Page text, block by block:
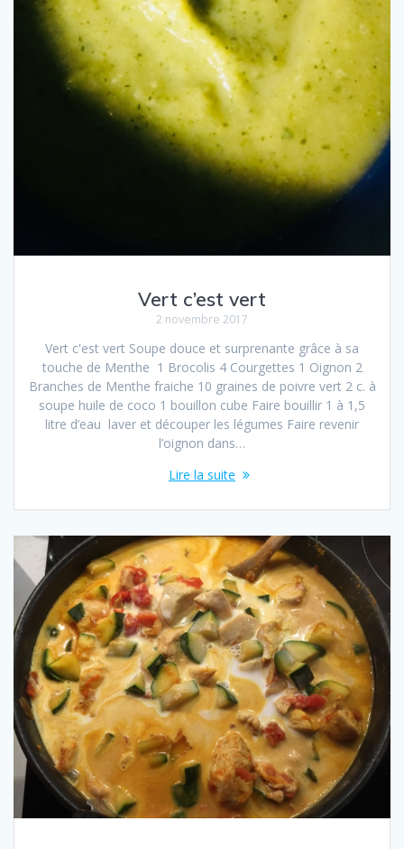
Vert c’est vert
2 novembre 2017
Vert c'est vert Soupe douce et surprenante grâce à sa
touche de Menthe 1 Brocolis 4 Courgettes 1 Oignon 2
Branches de Menthe fraiche 10 graines de poivre vert 2 c. à
soupe huile de coco 1 bouillon cube Faire bouillir 1 à 1,5
litre d’eau laver et découper les légumes Faire revenir
l’oignon dans…
Lire la suite